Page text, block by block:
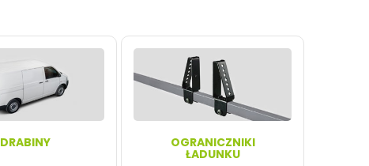
DRABINY OGRANICZNIKI
ŁADUNKU